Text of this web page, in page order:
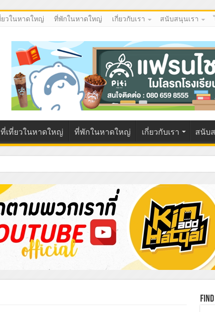
ยวในหาดใหญ่ ที่พักในหาดใหญ่ เกี่ยวกับเรา สนับสนุนเรา
ที่เที่ยวในหาดใหญ่ ที่พักในหาดใหญ่ เกี่ยวกับเรา สนับ